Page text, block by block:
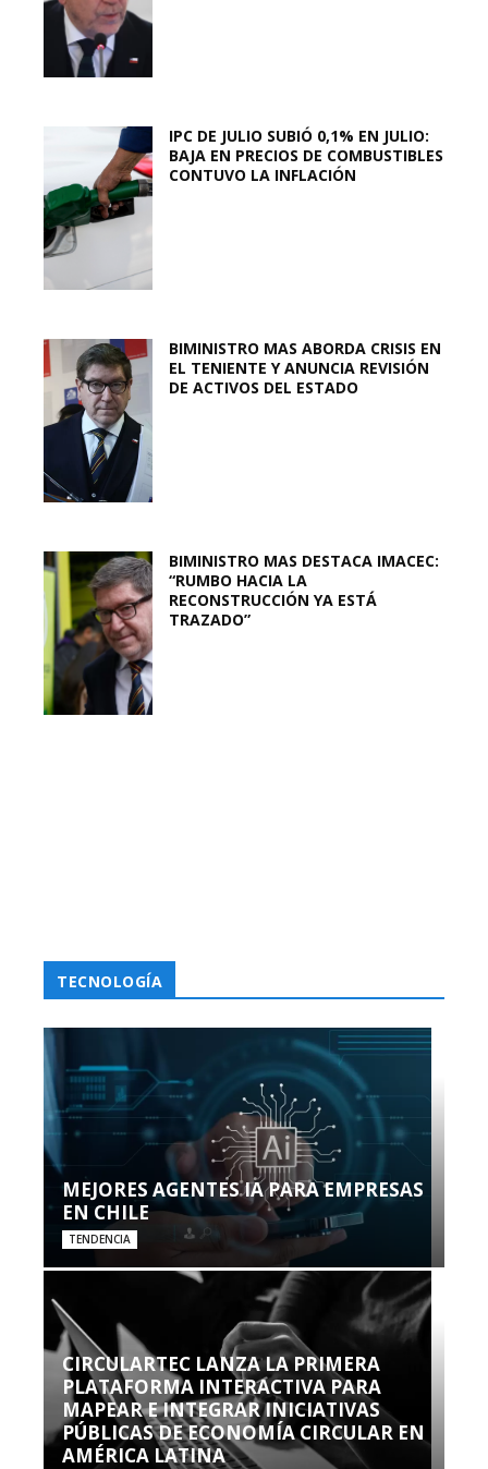
IPC DE JULIO SUBIÓ 0,1% EN JULIO:
BAJA EN PRECIOS DE COMBUSTIBLES
CONTUVO LA INFLACIÓN
BIMINISTRO MAS ABORDA CRISIS EN
EL TENIENTE Y ANUNCIA REVISIÓN
DE ACTIVOS DEL ESTADO
BIMINISTRO MAS DESTACA IMACEC:
“RUMBO HACIA LA
RECONSTRUCCIÓN YA ESTÁ
TRAZADO”
TECNOLOGÍA
MEJORES AGENTES IA PARA EMPRESAS
EN CHILE
TENDENCIA
CIRCULARTEC LANZA LA PRIMERA
PLATAFORMA INTERACTIVA PARA
MAPEAR E INTEGRAR INICIATIVAS
PÚBLICAS DE ECONOMÍA CIRCULAR EN
AMÉRICA LATINA